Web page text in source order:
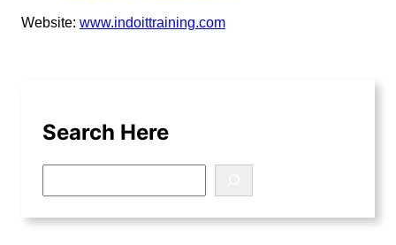
Website: www.indoittraining.com
Search Here
e
a